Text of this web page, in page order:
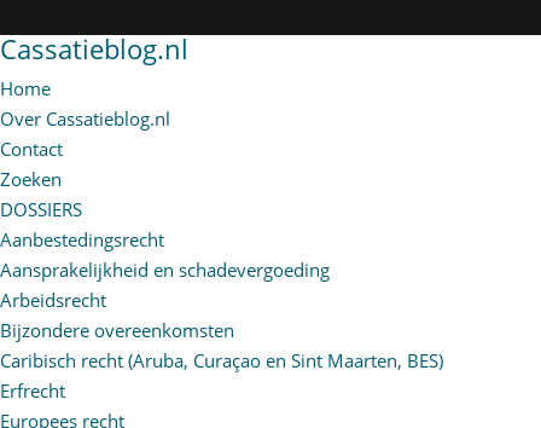
Cassatieblog.nl
Home
Over Cassatieblog.nl
Contact
Zoeken
DOSSIERS
Aanbestedingsrecht
Aansprakelijkheid en schadevergoeding
Arbeidsrecht
Bijzondere overeenkomsten
Caribisch recht (Aruba, Curaçao en Sint Maarten, BES)
Erfrecht
Europees recht